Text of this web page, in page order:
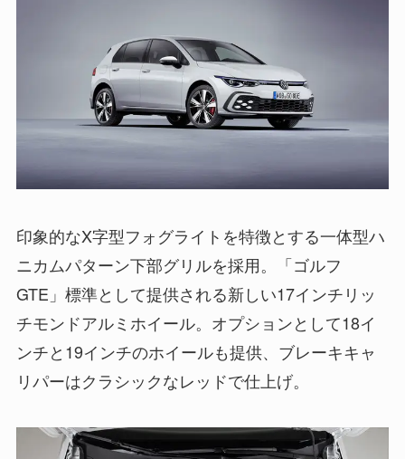
印象的なX字型フォグライトを特徴とする一体型ハ
ニカムパターン下部グリルを採用。「ゴルフ
GTE」標準として提供される新しい17インチリッ
チモンドアルミホイール。オプションとして18イ
ンチと19インチのホイールも提供、ブレーキキャ
リパーはクラシックなレッドで仕上げ。